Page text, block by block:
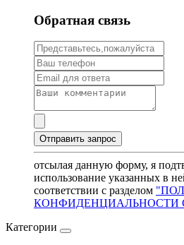
Обратная связь
отсылая данную форму, я
использование указанных в
соответствии с разделом
КОНФИДЕНЦИАЛЬНОСТИ
Категории